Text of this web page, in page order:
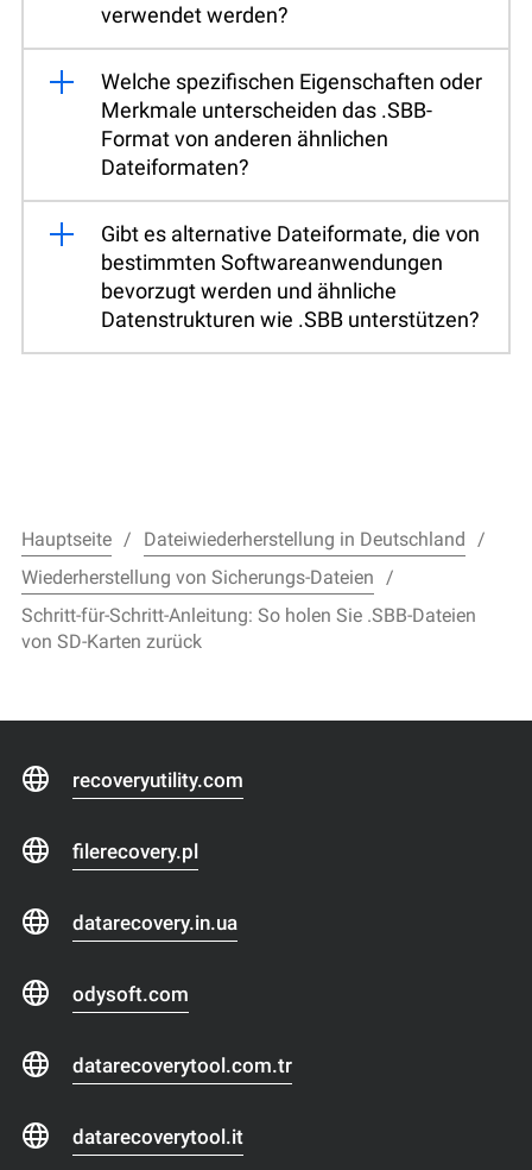
verwendet werden?
Welche spezifischen Eigenschaften oder
Merkmale unterscheiden das .SBB-
Format von anderen ähnlichen
Dateiformaten?
Gibt es alternative Dateiformate, die von
bestimmten Softwareanwendungen
bevorzugt werden und ähnliche
Datenstrukturen wie .SBB unterstützen?
Hauptseite
Dateiwiederherstellung in Deutschland
Wiederherstellung von Sicherungs-Dateien
Schritt-für-Schritt-Anleitung: So holen Sie .SBB-Dateien
von SD-Karten zurück
recoveryutility.com
filerecovery.pl
datarecovery.in.ua
odysoft.com
datarecoverytool.com.tr
datarecoverytool.it